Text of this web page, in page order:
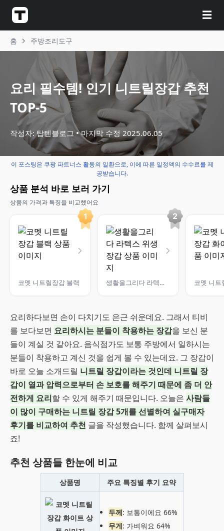
☰
홈 주방조리도구
요리 필수템! 인기 니트릴장갑 추천
TOP-5
작성자: 탑텐블로그 마지막 수정 2025.06.05
이 포스팅은 쿠팡 파트너스 활동의 일환으로, 이에 따른 일정액의 수수료를 제
공받습니다.
상품 분석 바로 보러 가기
상품의 가격과 특징을 비교했어요
코멧 니트릴장갑 블랙 생활을그리다 라텍스 위생장갑
요리하다보면 손이 다치기도 은근 쉬운데요. 그래서 티비
를 보다보면 요리하시는 분들이 착용하는 장갑을 보신 분
들이 계실 것 같아요. 음식점가도 보통 주방에서 일하시는
분들이 착용하고 계신 것을 쉽게 볼 수 있는데요. 그 장갑이
바로 오늘 소개드릴 니트릴 장갑이라는 것인데 니트릴 장
갑이 열과 압력으로부터 손 보호를 해주기 때문에 좀 더 안
전하게 요리할 수 있게 해주기 때문입니다. 오늘은 사람들
이 많이 구매하는 니트릴 장갑 5개를 선별하여 실구매자
후기를 비교하여 추천 글을 작성했습니다. 함께 살펴보시
죠!
추천 상품들 한눈에 비교
상품명 주요 특징별 후기 요약
두께: 보통이에요 66%
무게: 가벼워요 64%